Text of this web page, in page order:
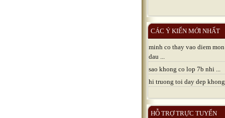
CÁC Ý KIẾN MỚI NHẤT
minh co thay vao diem mon
dau ...
sao khong co lop 7b nhi ...
hi truong toi day dep
HỖ TRỢ TRỰC TUYẾN